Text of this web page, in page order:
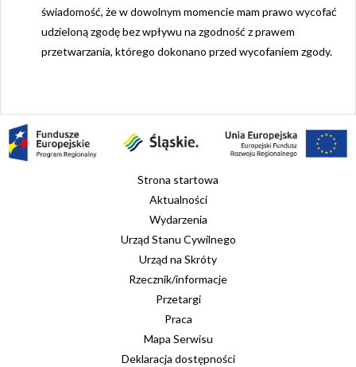
świadomość, że w dowolnym momencie mam prawo wycofać
udzieloną zgodę bez wpływu na zgodność z prawem
przetwarzania, którego dokonano przed wycofaniem zgody.
Strona startowa
Aktualności
Wydarzenia
Urząd Stanu Cywilnego
Urząd na Skróty
Rzecznik/informacje
Przetargi
Praca
Mapa Serwisu
Deklaracja dostępności